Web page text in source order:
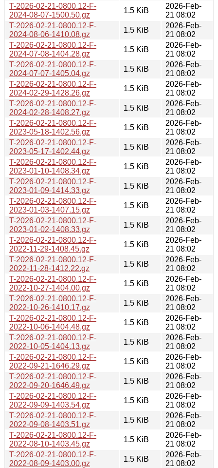
T-2026-02-21-0800.12-F-
2024-08-07-1500.50.gz
1.5 KiB
2026-Feb-
21 08:02
T-2026-02-21-0800.12-F-
2024-08-06-1410.08.gz
1.5 KiB
2026-Feb-
21 08:02
T-2026-02-21-0800.12-F-
2024-07-08-1404.28.gz
1.5 KiB
2026-Feb-
21 08:02
T-2026-02-21-0800.12-F-
2024-07-07-1405.04.gz
1.5 KiB
2026-Feb-
21 08:02
T-2026-02-21-0800.12-F-
2024-02-29-1428.26.gz
1.5 KiB
2026-Feb-
21 08:02
T-2026-02-21-0800.12-F-
2024-02-28-1408.27.gz
1.5 KiB
2026-Feb-
21 08:02
T-2026-02-21-0800.12-F-
2023-05-18-1402.56.gz
1.5 KiB
2026-Feb-
21 08:02
T-2026-02-21-0800.12-F-
2023-05-17-1402.44.gz
1.5 KiB
2026-Feb-
21 08:02
T-2026-02-21-0800.12-F-
2023-01-10-1408.34.gz
1.5 KiB
2026-Feb-
21 08:02
T-2026-02-21-0800.12-F-
2023-01-09-1414.33.gz
1.5 KiB
2026-Feb-
21 08:02
T-2026-02-21-0800.12-F-
2023-01-03-1407.15.gz
1.5 KiB
2026-Feb-
21 08:02
T-2026-02-21-0800.12-F-
2023-01-02-1408.33.gz
1.5 KiB
2026-Feb-
21 08:02
T-2026-02-21-0800.12-F-
2022-11-29-1408.45.gz
1.5 KiB
2026-Feb-
21 08:02
T-2026-02-21-0800.12-F-
2022-11-28-1412.22.gz
1.5 KiB
2026-Feb-
21 08:02
T-2026-02-21-0800.12-F-
2022-10-27-1404.00.gz
1.5 KiB
2026-Feb-
21 08:02
T-2026-02-21-0800.12-F-
2022-10-26-1410.17.gz
1.5 KiB
2026-Feb-
21 08:02
T-2026-02-21-0800.12-F-
2022-10-06-1404.48.gz
1.5 KiB
2026-Feb-
21 08:02
T-2026-02-21-0800.12-F-
2022-10-05-1404.13.gz
1.5 KiB
2026-Feb-
21 08:02
T-2026-02-21-0800.12-F-
2022-09-21-1646.29.gz
1.5 KiB
2026-Feb-
21 08:02
T-2026-02-21-0800.12-F-
2022-09-20-1646.49.gz
1.5 KiB
2026-Feb-
21 08:02
T-2026-02-21-0800.12-F-
2022-09-09-1403.54.gz
1.5 KiB
2026-Feb-
21 08:02
T-2026-02-21-0800.12-F-
2022-09-08-1403.51.gz
1.5 KiB
2026-Feb-
21 08:02
T-2026-02-21-0800.12-F-
2022-08-10-1403.45.gz
1.5 KiB
2026-Feb-
21 08:02
T-2026-02-21-0800.12-F-
2022-08-09-1403.00.gz
1.5 KiB
2026-Feb-
21 08:02